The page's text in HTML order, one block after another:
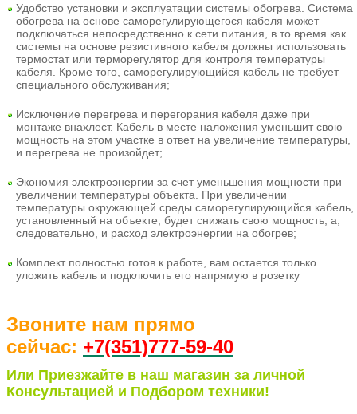
Удобство установки и эксплуатации системы обогрева . Система
обогрева на основе саморегулирующегося кабеля может
подключаться непосредственно к сети питания, в то время как
системы на основе резистивного кабеля должны использовать
термостат или терморегулятор для контроля температуры
кабеля. Кроме того, саморегулирующийся кабель не требует
специального обслуживания;
Исключение перегрева и перегорания кабеля даже при
монтаже внахлест. Кабель в месте наложения уменьшит свою
мощность на этом участке в ответ на увеличение температуры,
и перегрева не произойдет;
Экономия электроэнергии за счет уменьшения мощности при
увеличении температуры объекта. При увеличении
температуры окружающей среды саморегулирующийся кабель,
установленный на объекте, будет снижать свою мощность, а,
следовательно, и расход электроэнергии на обогрев;
Комплект полностью готов к работе , вам остается только
уложить кабель и подключить его напрямую в розетку
Звоните нам прямо
сейчас: +7(351)777-59-40
Или Приезжайте в наш магазин за личной
Консультацией и Подбором техники!